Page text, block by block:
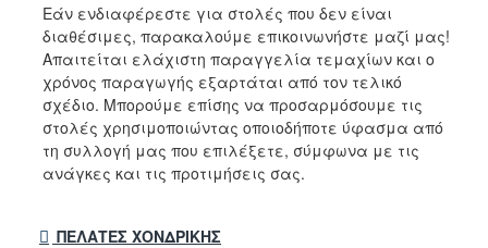
Εάν ενδιαφέρεστε για στολές που δεν είναι
διαθέσιμες, παρακαλούμε επικοινωνήστε μαζί μας!
Απαιτείται ελάχιστη παραγγελία τεμαχίων και ο
χρόνος παραγωγής εξαρτάται από τον τελικό
σχέδιο. Μπορούμε επίσης να προσαρμόσουμε τις
στολές χρησιμοποιώντας οποιοδήποτε ύφασμα από
τη συλλογή μας που επιλέξετε, σύμφωνα με τις
ανάγκες και τις προτιμήσεις σας.
ΠΕΛΆΤΕΣ ΧΟΝΔΡΙΚΉΣ